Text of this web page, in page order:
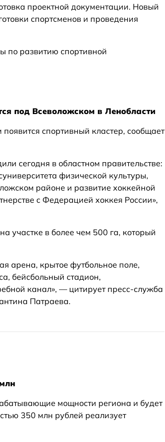
проектной документации. Новый
спортсменов и проведения
по развитию спортивной
под Всеволожском в Ленобласти
спортивный кластер, сообщает
сегодня в областном правительстве:
физической культуры,
районе и развитие хоккейной
с Федерацией хоккея России»,
участке в более чем 500 га, который
арена, крытое футбольное поле,
бейсбольный стадион,
канал», — цитирует пресс-служба
Патраева.
мощности региона и будет
350 млн рублей реализует